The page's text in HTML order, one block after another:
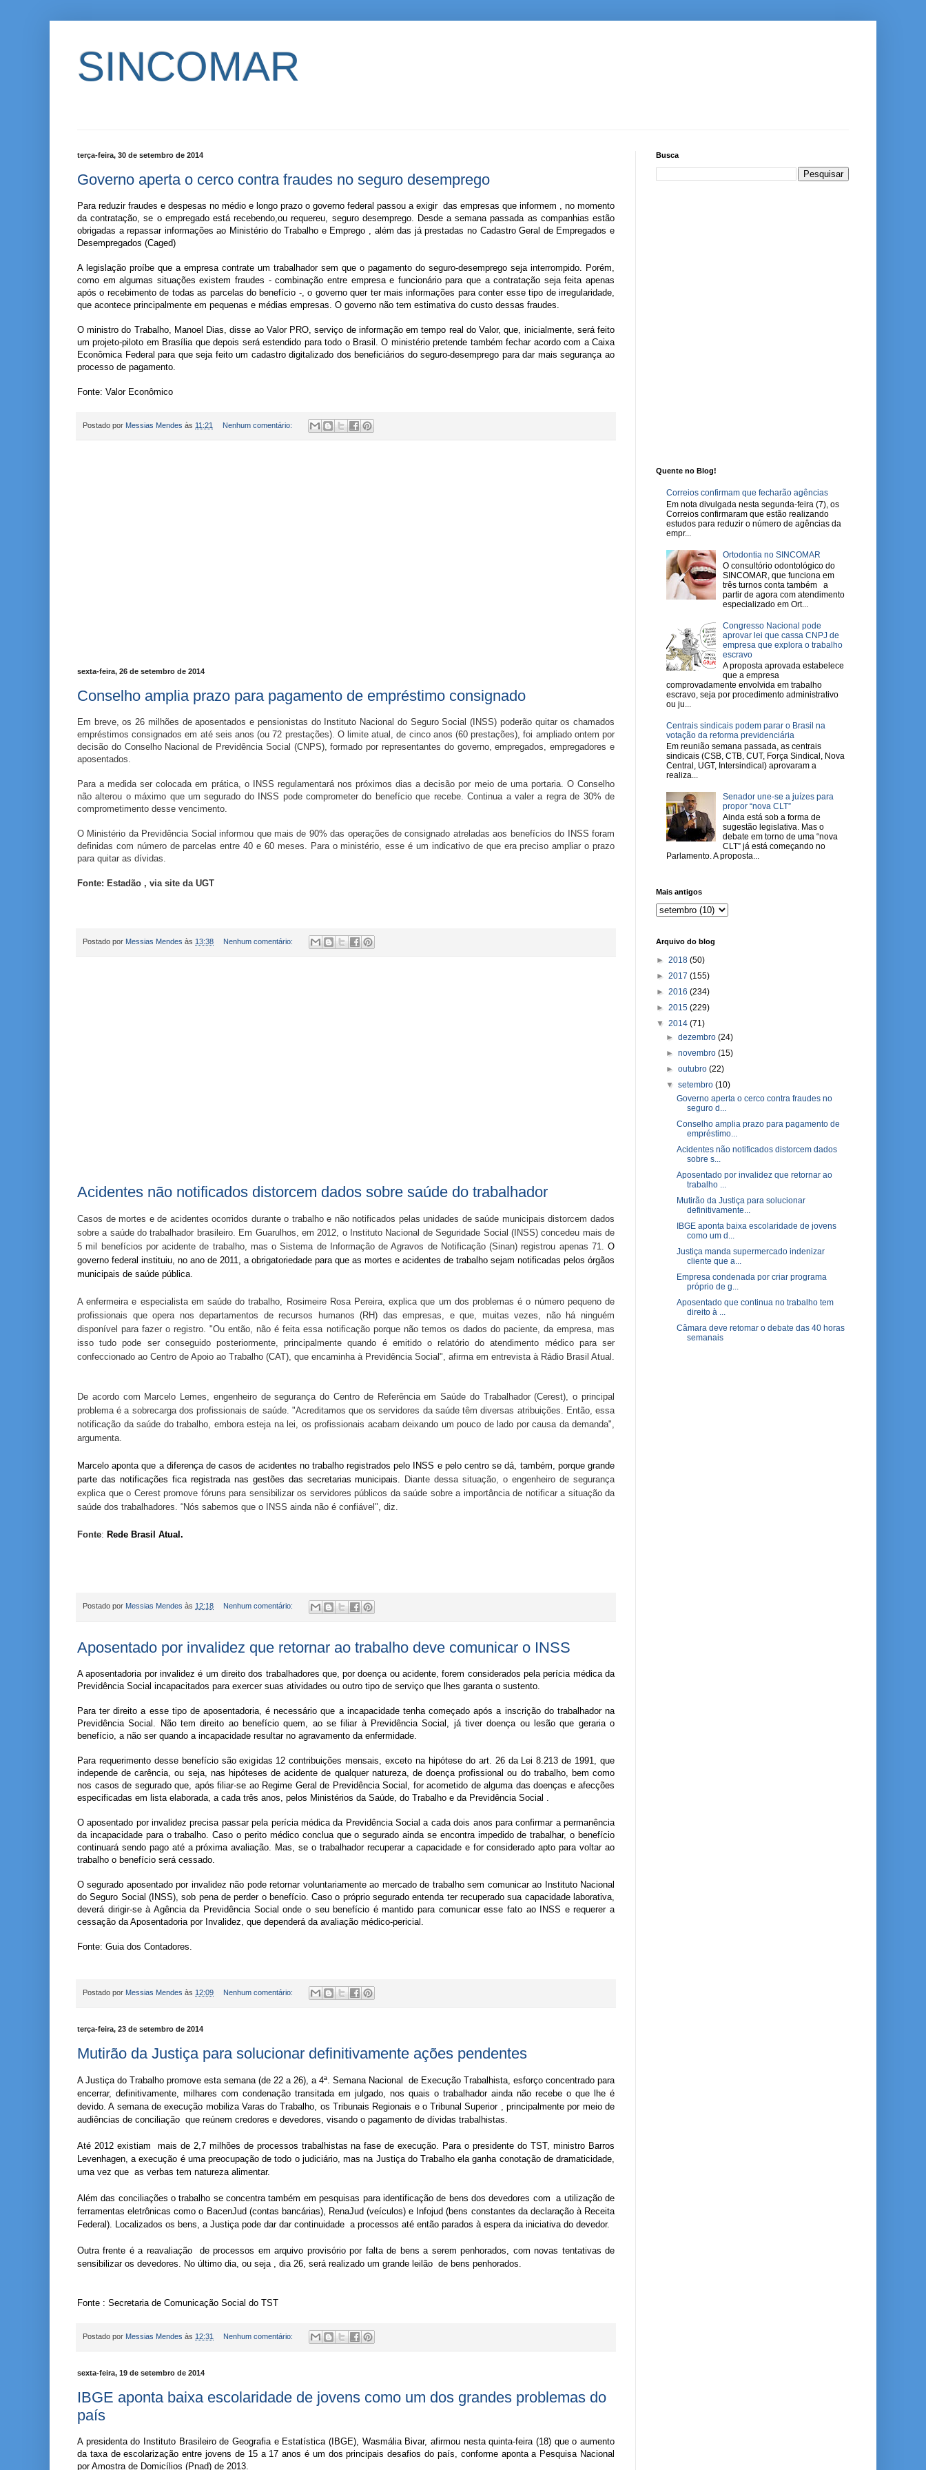
SINCOMAR
terça-feira, 30 de setembro de 2014
Governo aperta o cerco contra fraudes no seguro desemprego
Para reduzir fraudes e despesas no médio e longo prazo o governo federal passou a exigir das empresas que informem , no momento
da contratação, se o empregado está recebendo,ou requereu, seguro desemprego. Desde a semana passada as companhias estão
obrigadas a repassar informações ao Ministério do Trabalho e Emprego , além das já prestadas no Cadastro Geral de Empregados e
Desempregados (Caged)
A legislação proíbe que a empresa contrate um trabalhador sem que o pagamento do seguro-desemprego seja interrompido. Porém,
como em algumas situações existem fraudes - combinação entre empresa e funcionário para que a contratação seja feita apenas
após o recebimento de todas as parcelas do benefício -, o governo quer ter mais informações para conter esse tipo de irregularidade,
que acontece principalmente em pequenas e médias empresas. O governo não tem estimativa do custo dessas fraudes.
O ministro do Trabalho, Manoel Dias, disse ao Valor PRO, serviço de informação em tempo real do Valor, que, inicialmente, será feito
um projeto-piloto em Brasília que depois será estendido para todo o Brasil. O ministério pretende também fechar acordo com a Caixa
Econômica Federal para que seja feito um cadastro digitalizado dos beneficiários do seguro-desemprego para dar mais segurança ao
processo de pagamento.
Fonte: Valor Econômico
Postado por Messias Mendes às 11:21 Nenhum comentário:
sexta-feira, 26 de setembro de 2014
Conselho amplia prazo para pagamento de empréstimo consignado
Em breve, os 26 milhões de aposentados e pensionistas do Instituto Nacional do Seguro Social (INSS) poderão quitar os chamados
empréstimos consignados em até seis anos (ou 72 prestações). O limite atual, de cinco anos (60 prestações), foi ampliado ontem por
decisão do Conselho Nacional de Previdência Social (CNPS), formado por representantes do governo, empregados, empregadores e
aposentados.
Para a medida ser colocada em prática, o INSS regulamentará nos próximos dias a decisão por meio de uma portaria. O Conselho
não alterou o máximo que um segurado do INSS pode comprometer do benefício que recebe. Continua a valer a regra de 30% de
comprometimento desse vencimento.
O Ministério da Previdência Social informou que mais de 90% das operações de consignado atreladas aos benefícios do INSS foram
definidas com número de parcelas entre 40 e 60 meses. Para o ministério, esse é um indicativo de que era preciso ampliar o prazo
para quitar as dívidas.
Fonte: Estadão , via site da UGT
Postado por Messias Mendes às 13:38 Nenhum comentário:
Acidentes não notificados distorcem dados sobre saúde do trabalhador
Casos de mortes e de acidentes ocorridos durante o trabalho e não notificados pelas unidades de saúde municipais distorcem dados
sobre a saúde do trabalhador brasileiro. Em Guarulhos, em 2012, o Instituto Nacional de Seguridade Social (INSS) concedeu mais de
5 mil benefícios por acidente de trabalho, mas o Sistema de Informação de Agravos de Notificação (Sinan) registrou apenas 71. O
governo federal instituiu, no ano de 2011, a obrigatoriedade para que as mortes e acidentes de trabalho sejam notificadas pelos órgãos
municipais de saúde pública.
A enfermeira e especialista em saúde do trabalho, Rosimeire Rosa Pereira, explica que um dos problemas é o número pequeno de
profissionais que opera nos departamentos de recursos humanos (RH) das empresas, e que, muitas vezes, não há ninguém
disponível para fazer o registro. "Ou então, não é feita essa notificação porque não temos os dados do paciente, da empresa, mas
isso tudo pode ser conseguido posteriormente, principalmente quando é emitido o relatório do atendimento médico para ser
confeccionado ao Centro de Apoio ao Trabalho (CAT), que encaminha à Previdência Social", afirma em entrevista à Rádio Brasil Atual.
De acordo com Marcelo Lemes, engenheiro de segurança do Centro de Referência em Saúde do Trabalhador (Cerest), o principal
problema é a sobrecarga dos profissionais de saúde. "Acreditamos que os servidores da saúde têm diversas atribuições. Então, essa
notificação da saúde do trabalho, embora esteja na lei, os profissionais acabam deixando um pouco de lado por causa da demanda",
argumenta.
Marcelo aponta que a diferença de casos de acidentes no trabalho registrados pelo INSS e pelo centro se dá, também, porque grande
parte das notificações fica registrada nas gestões das secretarias municipais. Diante dessa situação, o engenheiro de segurança
explica que o Cerest promove fóruns para sensibilizar os servidores públicos da saúde sobre a importância de notificar a situação da
saúde dos trabalhadores. “Nós sabemos que o INSS ainda não é confiável", diz.
Fonte: Rede Brasil Atual.
Postado por Messias Mendes às 12:18 Nenhum comentário:
Aposentado por invalidez que retornar ao trabalho deve comunicar o INSS
A aposentadoria por invalidez é um direito dos trabalhadores que, por doença ou acidente, forem considerados pela perícia médica da
Previdência Social incapacitados para exercer suas atividades ou outro tipo de serviço que lhes garanta o sustento.
Para ter direito a esse tipo de aposentadoria, é necessário que a incapacidade tenha começado após a inscrição do trabalhador na
Previdência Social. Não tem direito ao benefício quem, ao se filiar à Previdência Social, já tiver doença ou lesão que geraria o
benefício, a não ser quando a incapacidade resultar no agravamento da enfermidade.
Para requerimento desse benefício são exigidas 12 contribuições mensais, exceto na hipótese do art. 26 da Lei 8.213 de 1991, que
independe de carência, ou seja, nas hipóteses de acidente de qualquer natureza, de doença profissional ou do trabalho, bem como
nos casos de segurado que, após filiar-se ao Regime Geral de Previdência Social, for acometido de alguma das doenças e afecções
especificadas em lista elaborada, a cada três anos, pelos Ministérios da Saúde, do Trabalho e da Previdência Social .
O aposentado por invalidez precisa passar pela perícia médica da Previdência Social a cada dois anos para confirmar a permanência
da incapacidade para o trabalho. Caso o perito médico conclua que o segurado ainda se encontra impedido de trabalhar, o benefício
continuará sendo pago até a próxima avaliação. Mas, se o trabalhador recuperar a capacidade e for considerado apto para voltar ao
trabalho o benefício será cessado.
O segurado aposentado por invalidez não pode retornar voluntariamente ao mercado de trabalho sem comunicar ao Instituto Nacional
do Seguro Social (INSS), sob pena de perder o benefício. Caso o próprio segurado entenda ter recuperado sua capacidade laborativa,
deverá dirigir-se à Agência da Previdência Social onde o seu benefício é mantido para comunicar esse fato ao INSS e requerer a
cessação da Aposentadoria por Invalidez, que dependerá da avaliação médico-pericial.
Fonte: Guia dos Contadores.
Postado por Messias Mendes às 12:09 Nenhum comentário:
terça-feira, 23 de setembro de 2014
Mutirão da Justiça para solucionar definitivamente ações pendentes
A Justiça do Trabalho promove esta semana (de 22 a 26), a 4ª. Semana Nacional de Execução Trabalhista, esforço concentrado para
encerrar, definitivamente, milhares com condenação transitada em julgado, nos quais o trabalhador ainda não recebe o que lhe é
devido. A semana de execução mobiliza Varas do Trabalho, os Tribunais Regionais e o Tribunal Superior , principalmente por meio de
audiências de conciliação que reúnem credores e devedores, visando o pagamento de dívidas trabalhistas.
Até 2012 existiam mais de 2,7 milhões de processos trabalhistas na fase de execução. Para o presidente do TST, ministro Barros
Levenhagen, a execução é uma preocupação de todo o judiciário, mas na Justiça do Trabalho ela ganha conotação de dramaticidade,
uma vez que as verbas tem natureza alimentar.
Além das conciliações o trabalho se concentra também em pesquisas para identificação de bens dos devedores com a utilização de
ferramentas eletrônicas como o BacenJud (contas bancárias), RenaJud (veículos) e Infojud (bens constantes da declaração à Receita
Federal). Localizados os bens, a Justiça pode dar dar continuidade a processos até então parados à espera da iniciativa do devedor.
Outra frente é a reavaliação de processos em arquivo provisório por falta de bens a serem penhorados, com novas tentativas de
sensibilizar os devedores. No último dia, ou seja , dia 26, será realizado um grande leilão de bens penhorados.
Fonte : Secretaria de Comunicação Social do TST
Postado por Messias Mendes às 12:31 Nenhum comentário:
sexta-feira, 19 de setembro de 2014
IBGE aponta baixa escolaridade de jovens como um dos grandes problemas do
país
A presidenta do Instituto Brasileiro de Geografia e Estatística (IBGE), Wasmália Bivar, afirmou nesta quinta-feira (18) que o aumento
da taxa de escolarização entre jovens de 15 a 17 anos é um dos principais desafios do país, conforme aponta a Pesquisa Nacional
por Amostra de Domicílios (Pnad) de 2013.
Busca
Quente no Blog!
Correios confirmam que fecharão agências
Em nota divulgada nesta segunda-feira (7), os
Correios confirmaram que estão realizando
estudos para reduzir o número de agências da
empr...
Ortodontia no SINCOMAR
O consultório odontológico do
SINCOMAR, que funciona em
três turnos conta também a
partir de agora com atendimento
especializado em Ort...
Congresso Nacional pode
aprovar lei que cassa CNPJ de
empresa que explora o trabalho
escravo
A proposta aprovada estabelece
que a empresa
comprovadamente envolvida em trabalho
escravo, seja por procedimento administrativo
ou ju...
Centrais sindicais podem parar o Brasil na
votação da reforma previdenciária
Em reunião semana passada, as centrais
sindicais (CSB, CTB, CUT, Força Sindical, Nova
Central, UGT, Intersindical) aprovaram a
realiza...
Senador une-se a juízes para
propor “nova CLT”
Ainda está sob a forma de
sugestão legislativa. Mas o
debate em torno de uma “nova
CLT” já está começando no
Parlamento. A proposta...
Mais antigos
Arquivo do blog
► 2018 (50)
► 2017 (155)
► 2016 (234)
► 2015 (229)
▼ 2014 (71)
►dezembro(24)
►novembro(15)
►outubro(22)
▼setembro(10)
Governo aperta o cerco contra fraudes no
seguro d...
Conselho amplia prazo para pagamento de
empréstimo...
Acidentes não notificados distorcem dados
sobre s...
Aposentado por invalidez que retornar ao
trabalho ...
Mutirão da Justiça para solucionar
definitivamente...
IBGE aponta baixa escolaridade de jovens
como um d...
Justiça manda supermercado indenizar
cliente que a...
Empresa condenada por criar programa
próprio de g...
Aposentado que continua no trabalho tem
direito à ...
Câmara deve retomar o debate das 40 horas
semanais